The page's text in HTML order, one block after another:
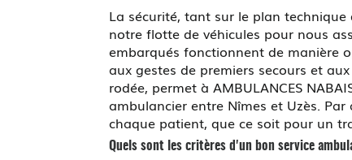
La sécurité, tant sur le plan
notre flotte de véhicules pour nous
embarqués fonctionnent de manière
aux gestes de premiers secours et
rodée, permet à AMBULANCES
ambulancier entre Nîmes et Uzès.
chaque patient, que ce soit pour un
Quels sont les critères d'un bon service